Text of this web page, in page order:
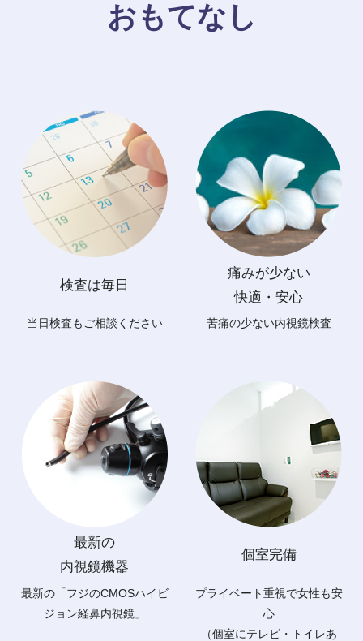
おもてなし
検査は毎日
当日検査もご相談ください
痛みが少ない
快適・安心
苦痛の少ない内視鏡検査
最新の
内視鏡機器
最新の「フジのCMOSハイビ
ジョン経鼻内視鏡」
個室完備
プライベート重視で女性も安
心
（個室にテレビ・トイレあ